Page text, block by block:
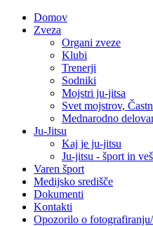
Domov
Zveza
Organi zveze
Klubi
Trenerji
Sodniki
Mojstri ju-jitsa
Svet mojstrov,
Mednarodno
Ju-Jitsu
Kaj je ju-jitsu
Ju-jitsu - šport in
Varen šport
Medijsko središče
Dokumenti
Kontakti
Opozorilo o